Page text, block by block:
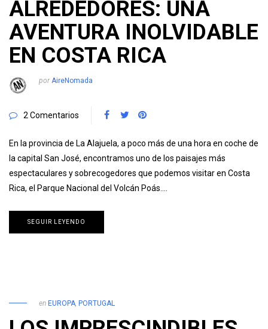
ALREDEDORES: UNA
AVENTURA INOLVIDABLE
EN COSTA RICA
por AireNomada
2 Comentarios
En la provincia de La Alajuela, a poco más de una hora en coche de
la capital San José, encontramos uno de los paisajes más
espectaculares y sobrecogedores que podemos visitar en Costa
Rica, el Parque Nacional del Volcán Poás….
SEGUIR LEYENDO
en EUROPA PORTUGAL